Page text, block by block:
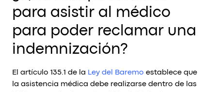
para asistir al médico
para poder reclamar una
indemnización?
El artículo 135.1 de la Ley del Baremo establece que
la asistencia médica debe realizarse dentro de las